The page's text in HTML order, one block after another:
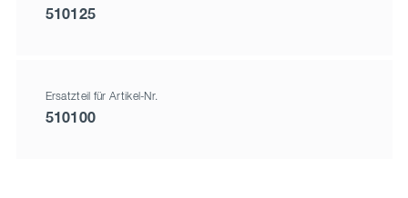
510125
Ersatzteil für Artikel-Nr.
510100